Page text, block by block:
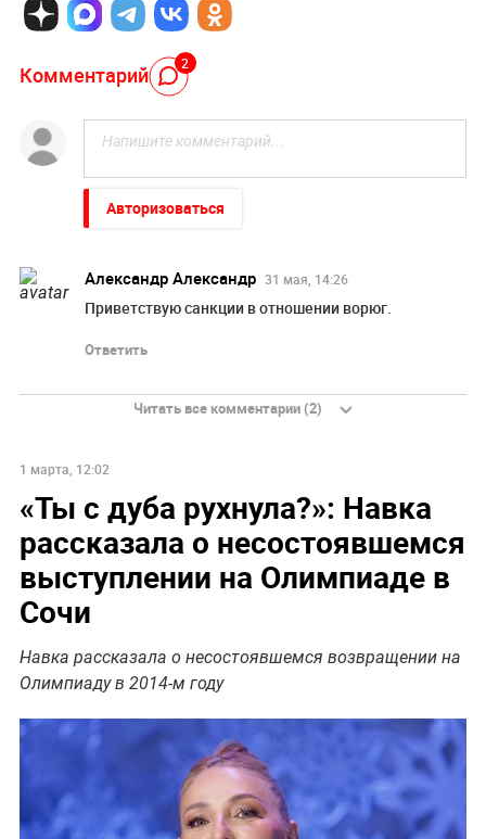
Комментарий 2
Авторизоваться
Александр Александр 31 мая, 14:26
Приветствую санкции в отношении ворюг.
Ответить
Читать все комментарии (2)
1 марта, 12:02
«Ты с дуба рухнула?»: Навка
рассказала о несостоявшемся
выступлении на Олимпиаде в
Сочи
Навка рассказала о несостоявшемся возвращении на
Олимпиаду в 2014-м году